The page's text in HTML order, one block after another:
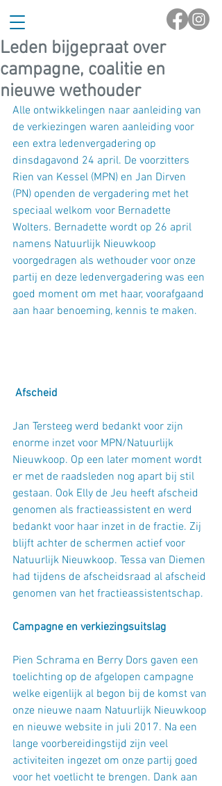
Leden bijgepraat over
campagne, coalitie en
nieuwe wethouder
Alle ontwikkelingen naar aanleiding van
de verkiezingen waren aanleiding voor
een extra ledenvergadering op
dinsdagavond 24 april. De voorzitters
Rien van Kessel (MPN) en Jan Dirven
(PN) openden de vergadering met het
speciaal welkom voor Bernadette
Wolters. Bernadette wordt op 26 april
namens Natuurlijk Nieuwkoop
voorgedragen als wethouder voor onze
partij en deze ledenvergadering was een
goed moment om met haar, voorafgaand
aan haar benoeming, kennis te maken.
Afscheid
Jan Tersteeg werd bedankt voor zijn
enorme inzet voor MPN/Natuurlijk
Nieuwkoop. Op een later moment wordt
er met de raadsleden nog apart bij stil
gestaan. Ook Elly de Jeu heeft afscheid
genomen als fractieassistent en werd
bedankt voor haar inzet in de fractie. Zij
blijft achter de schermen actief voor
Natuurlijk Nieuwkoop. Tessa van Diemen
had tijdens de afscheidsraad al afscheid
genomen van het fractieassistentschap.
Campagne en verkiezingsuitslag
Pien Schrama en Berry Dors gaven een
toelichting op de afgelopen campagne
welke eigenlijk al begon bij de komst van
onze nieuwe naam Natuurlijk Nieuwkoop
en nieuwe website in juli 2017. Na een
lange voorbereidingstijd zijn veel
activiteiten ingezet om onze partij goed
voor het voetlicht te brengen. Dank aan